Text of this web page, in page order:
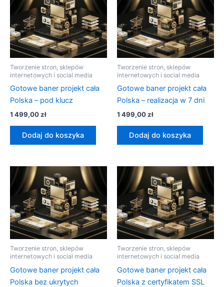
Tworzenie stron, sklepów
internetowych i social media
Gotowe baner projekt cała
Polska – pod klucz
1 499,00zł
Dodaj do koszyka
Tworzenie stron, sklepów
internetowych i social media
Gotowe baner projekt cała
Polska – realizacja w 7 dni
1 499,00zł
Dodaj do koszyka
Tworzenie stron, sklepów
internetowych i social media
Gotowe baner projekt cała
Polska bez ukrytych
Tworzenie stron, sklepów
internetowych i social media
Gotowe baner projekt cała
Polska z certyfikatem SSL